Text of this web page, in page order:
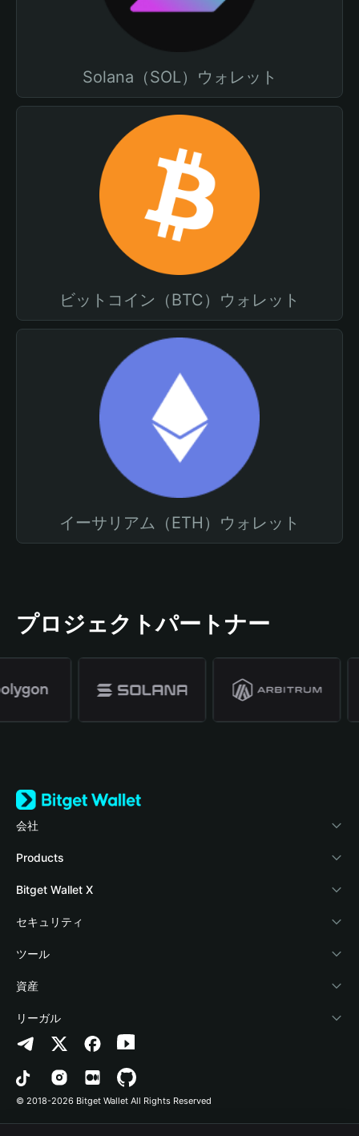
Solana（SOL）ウォレット
ビットコイン（BTC）ウォレット
イーサリアム（ETH）ウォレット
プロジェクトパートナー
会社
Bitget Walletについて
ブログ
アカデミー
暗号資産ニュース
Help Center
お問い合わせ
ブランドリソース
キャリア
Products
Crypto Card
Stablecoin Earn
Payfi Crypto
Crypto Swap API
Altcoin Season Index
Prediction Markets
DApp
Bitget Wallet X
デベロッパー
ウォレットを接続
Bitget Wallet Pay
プロジェクトを掲載
セキュリティ
保護基金
セキュリティ技術
ツール
暗号資産を購入
認証検出
コントラクト検出
一括送金
資産
Arbitrum
Avalanche
Bitcoin
リーガル
プライバシーポリシー
利用規約
© 2018-2026 Bitget Wallet All Rights Reserved